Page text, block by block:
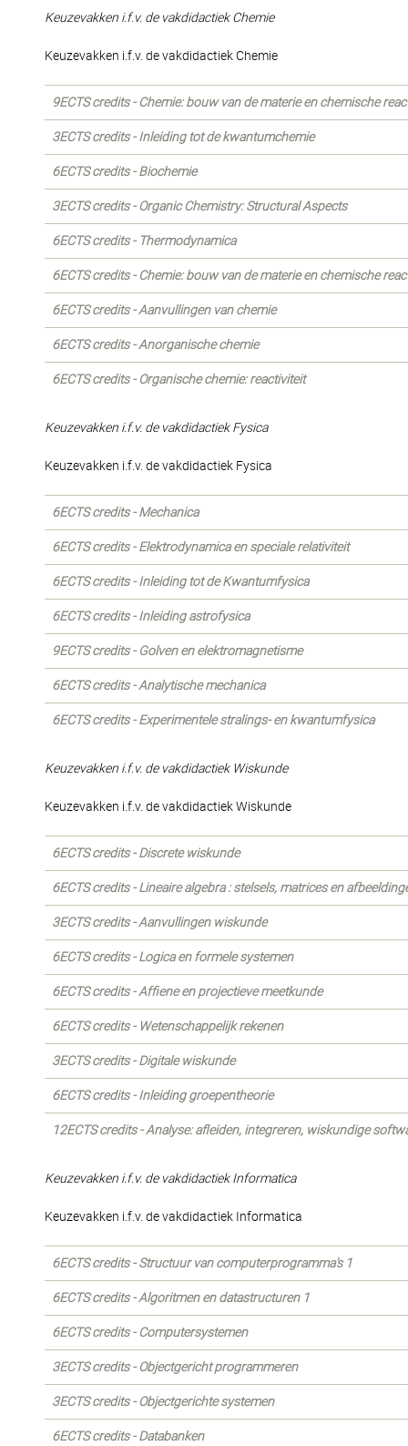
Keuzevakken i.f.v. de vakdidactiek Chemie
Keuzevakken i.f.v. de vakdidactiek Chemie
9ECTS credits - Chemie: bouw van de materie en chemische
3ECTS credits - Inleiding tot de kwantumchemie
6ECTS credits - Biochemie
3ECTS credits - Organic Chemistry: Structural Aspects
6ECTS credits - Thermodynamica
6ECTS credits - Chemie: bouw van de materie en chemische
6ECTS credits - Aanvullingen van chemie
6ECTS credits - Anorganische chemie
6ECTS credits - Organische chemie: reactiviteit
Keuzevakken i.f.v. de vakdidactiek Fysica
Keuzevakken i.f.v. de vakdidactiek Fysica
6ECTS credits - Mechanica
6ECTS credits - Elektrodynamica en speciale relativiteit
6ECTS credits - Inleiding tot de Kwantumfysica
6ECTS credits - Inleiding astrofysica
9ECTS credits - Golven en elektromagnetisme
6ECTS credits - Analytische mechanica
6ECTS credits - Experimentele stralings- en kwantumfysica
Keuzevakken i.f.v. de vakdidactiek Wiskunde
Keuzevakken i.f.v. de vakdidactiek Wiskunde
6ECTS credits - Discrete wiskunde
6ECTS credits - Lineaire algebra : stelsels, matrices en
3ECTS credits - Aanvullingen wiskunde
6ECTS credits - Logica en formele systemen
6ECTS credits - Affiene en projectieve meetkunde
6ECTS credits - Wetenschappelijk rekenen
3ECTS credits - Digitale wiskunde
6ECTS credits - Inleiding groepentheorie
12ECTS credits - Analyse: afleiden, integreren, wiskundige
Keuzevakken i.f.v. de vakdidactiek Informatica
Keuzevakken i.f.v. de vakdidactiek Informatica
6ECTS credits - Structuur van computerprogramma's 1
6ECTS credits - Algoritmen en datastructuren 1
6ECTS credits - Computersystemen
3ECTS credits - Objectgericht programmeren
3ECTS credits - Objectgerichte systemen
6ECTS credits - Databanken